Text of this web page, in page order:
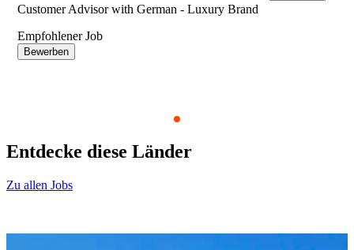
Customer Advisor with German - Luxury Brand
Empfohlener Job
Bewerben
1
of
Entdecke diese Länder
Zu allen Jobs